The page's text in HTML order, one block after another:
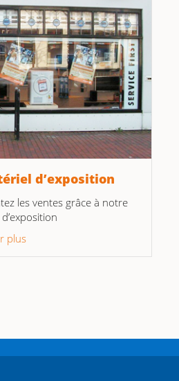
d’exposition
les ventes grâce à notre
plus